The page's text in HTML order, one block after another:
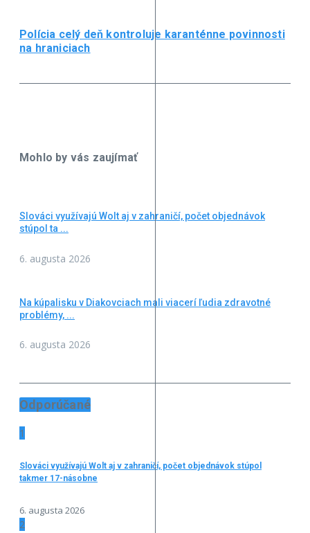
Polícia celý deň kontroluje karanténne povinnosti
na hraniciach
Mohlo by vás zaujímať
Slováci využívajú Wolt aj v zahraničí, počet objednávok
stúpol ta ...
6. augusta 2026
Na kúpalisku v Diakovciach mali viacerí ľudia zdravotné
problémy, ...
6. augusta 2026
Odporúčané
1
Slováci využívajú Wolt aj v zahraničí, počet objednávok stúpol
takmer 17-násobne
6. augusta 2026
2